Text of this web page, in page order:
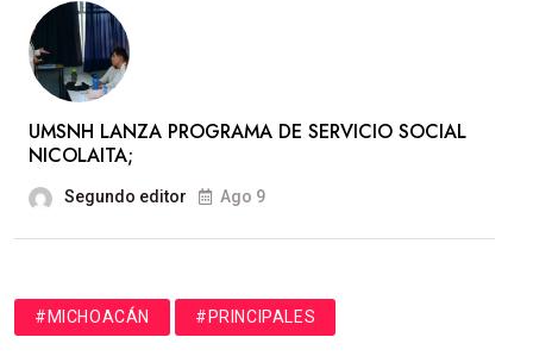
UMSNH LANZA PROGRAMA DE SERVICIO SOCIAL
NICOLAITA;
Segundo editor Ago 9
#MICHOACÁN #PRINCIPALES